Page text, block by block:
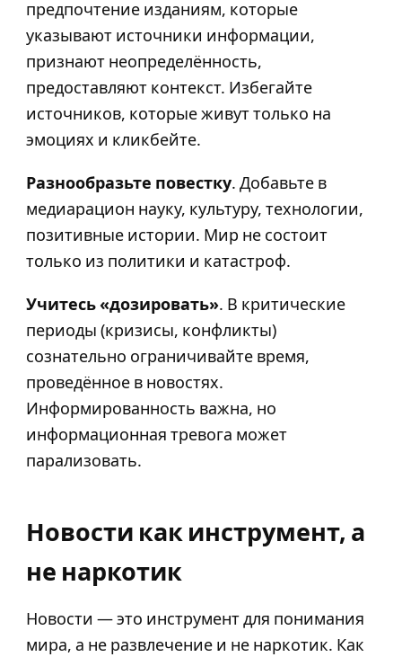
предпочтение изданиям, которые
указывают источники информации,
признают неопределённость,
предоставляют контекст. Избегайте
источников, которые живут только на
эмоциях и кликбейте.
Разнообразьте повестку. Добавьте в
медиарацион науку, культуру, технологии,
позитивные истории. Мир не состоит
только из политики и катастроф.
Учитесь «дозировать». В критические
периоды (кризисы, конфликты)
сознательно ограничивайте время,
проведённое в новостях.
Информированность важна, но
информационная тревога может
парализовать.
Новости как инструмент, а
не наркотик
Новости — это инструмент для понимания
мира, а не развлечение и не наркотик. Как